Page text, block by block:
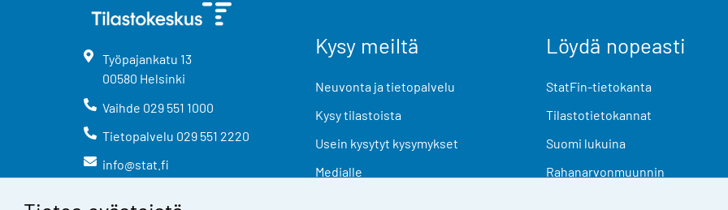
Työpajankatu 13
00580 Helsinki
Vaihde 029 551 1000
Tietopalvelu 029 551 2220
info@stat.fi
Kysy meiltä
Neuvonta ja tietopalvelu
Kysy tilastoista
Usein kysytyt kysymykset
Medialle
Löydä nopeasti
StatFin-tietokanta
Tilastotietokannat
Suomi lukuina
Rahanarvonmuunnin